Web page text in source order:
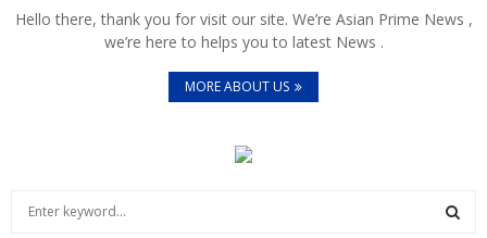
Hello there, thank you for visit our site. We’re Asian Prime News ,
we’re here to helps you to latest News .
MORE ABOUT US